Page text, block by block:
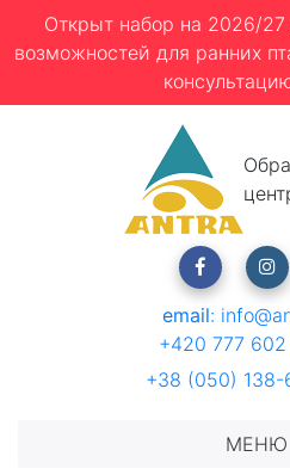
Открыт набор на 2026/
возможностей для ранних
email:
+420 777
+38 (050)
МЕНЮ